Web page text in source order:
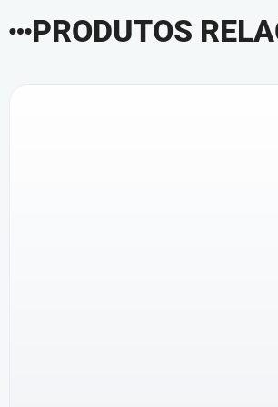
PRODUTOS